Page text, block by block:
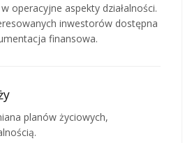
operacyjne aspekty działalności.
inwestorów dostępna
finansowa.
planów życiowych,